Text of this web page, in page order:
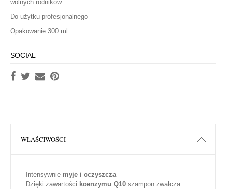
wolnych rodników.
Do użytku profesjonalnego
Opakowanie 300 ml
SOCIAL
WŁAŚCIWOŚCI
Intensywnie myje i oczyszcza
Dzięki zawartości koenzymu Q10 szampon zwalcza